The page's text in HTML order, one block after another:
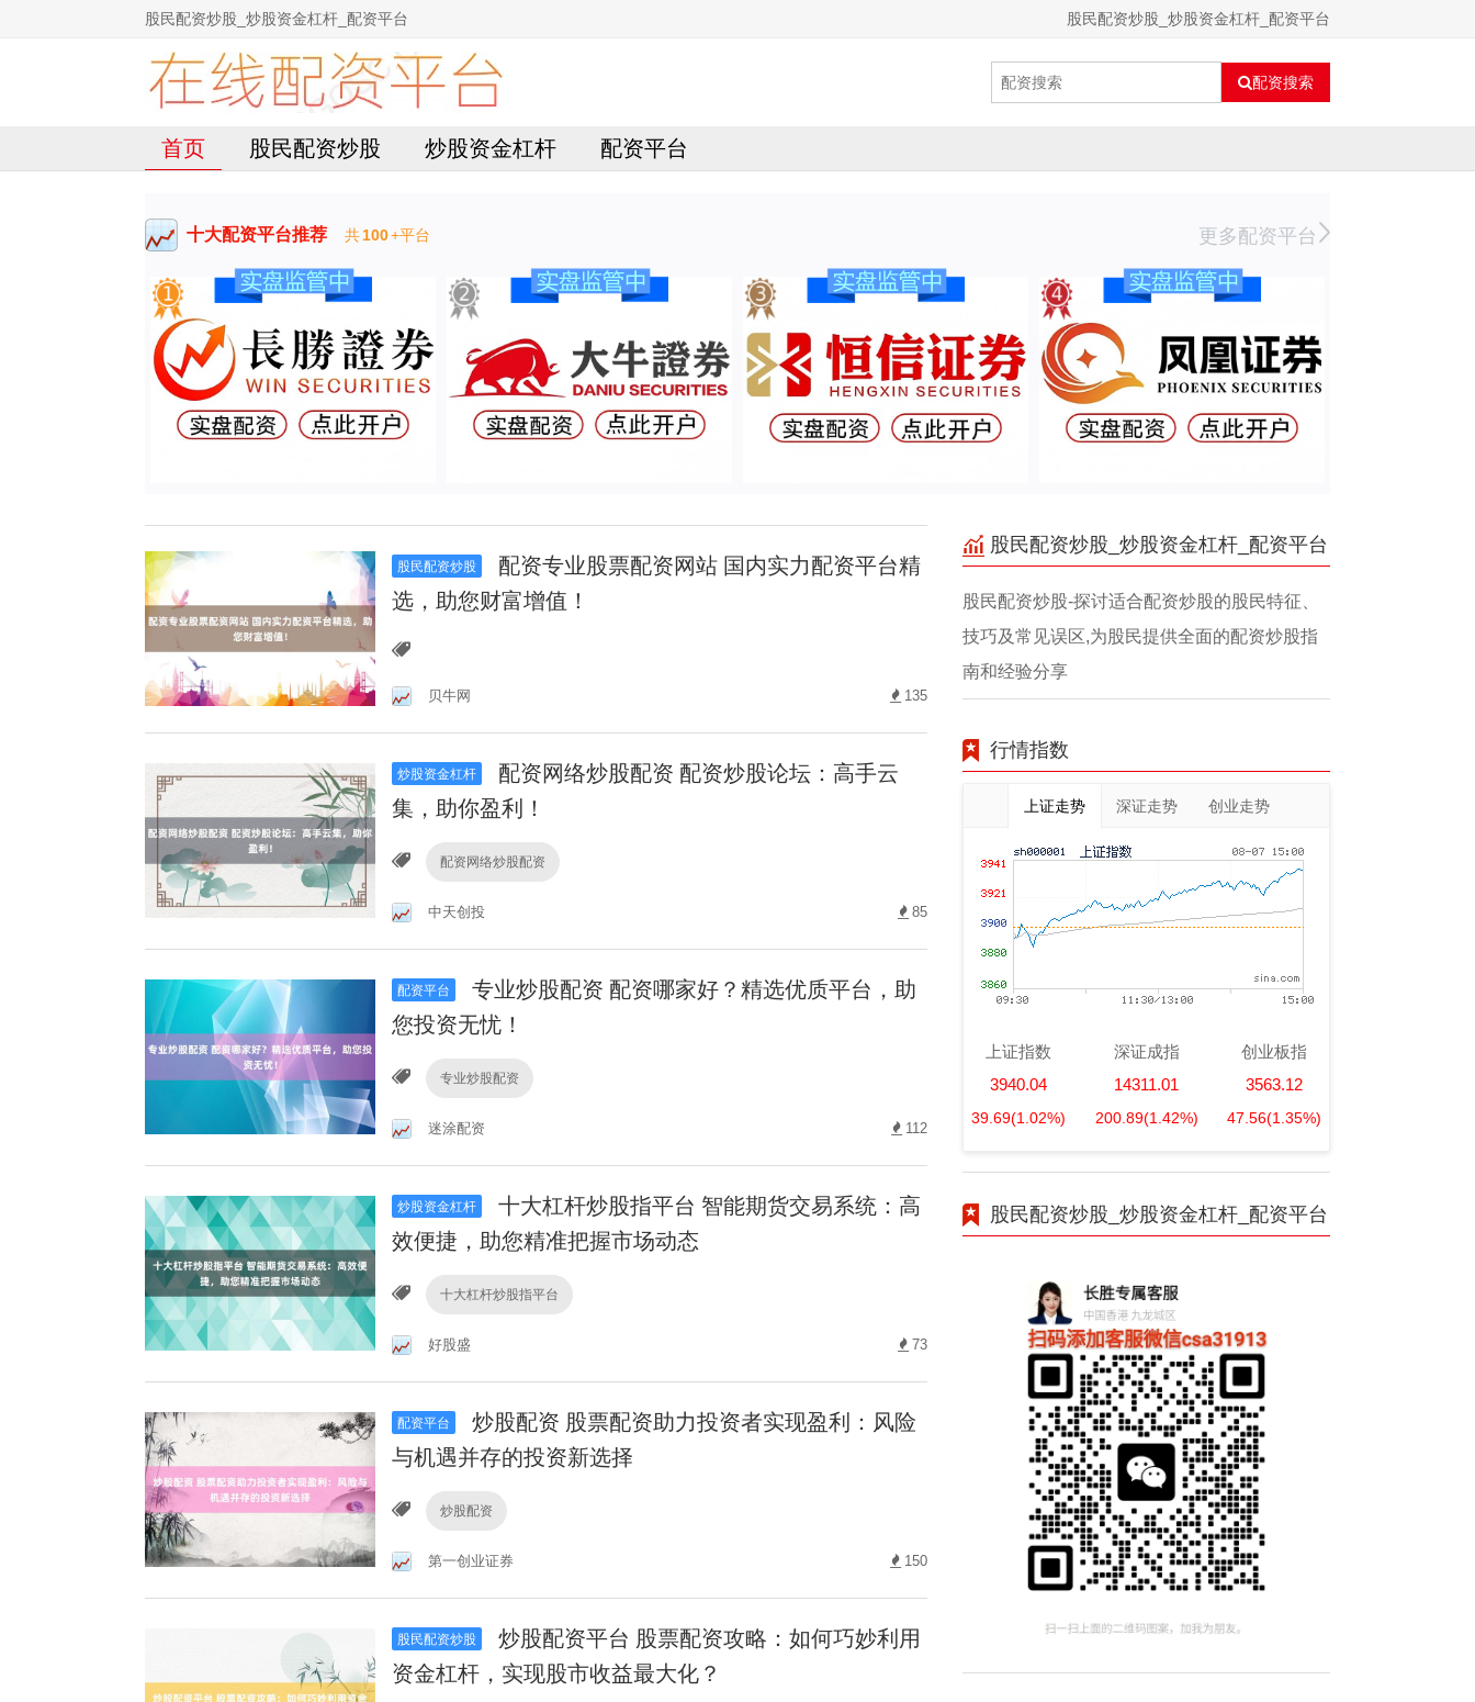
股民配资炒股_炒股资金杠杆_配资平台 股民配资炒股_炒股资金杠杆_配资平台
配资搜索
首页 股民配资炒股 炒股资金杠杆 配资平台
十大配资平台推荐 共100+平台 更多配资平台
股民配资炒股
配资专业股票配资网站 国内实力配资平台精
选，助您财富增值！
贝牛网 135
炒股资金杠杆
配资网络炒股配资 配资炒股论坛：高手云
集，助你盈利！
配资网络炒股配资
中天创投 85
配资平台
专业炒股配资 配资哪家好？精选优质平台，助
您投资无忧！
专业炒股配资
迷涂配资 112
炒股资金杠杆
十大杠杆炒股指平台 智能期货交易系统：高
效便捷，助您精准把握市场动态
十大杠杆炒股指平台
好股盛 73
配资平台
炒股配资 股票配资助力投资者实现盈利：风险
与机遇并存的投资新选择
炒股配资
第一创业证券 150
股民配资炒股
炒股配资平台 股票配资攻略：如何巧妙利用
资金杠杆，实现股市收益最大化？
股民配资炒股_炒股资金杠杆_配资平台
股民配资炒股-探讨适合配资炒股的股民特征、
技巧及常见误区,为股民提供全面的配资炒股指
南和经验分享
行情指数
上证走势 深证走势 创业走势
上证指数
3940.04
39.69(1.02%)
深证成指
14311.01
200.89(1.42%)
创业板指
3563.12
47.56(1.35%)
股民配资炒股_炒股资金杠杆_配资平台